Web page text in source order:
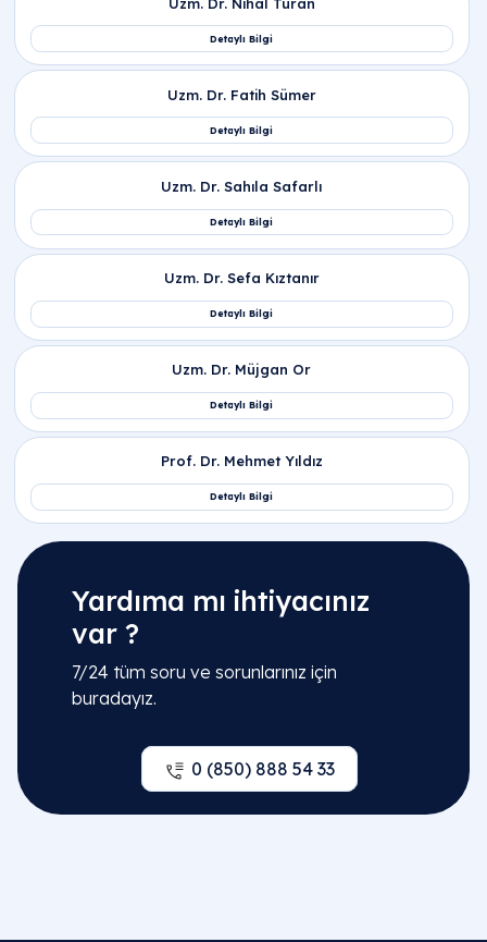
İlgili Bölümler
Yardıma mı ihtiyacınız
var ?
7/24 tüm soru ve sorunlarınız için
buradayız.
0 (850) 888 54 33